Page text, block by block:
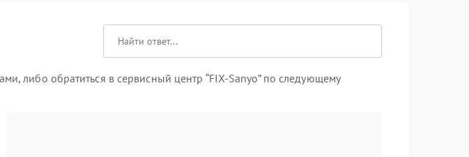
либо обратиться в сервисный центр “FIX-Sanyo” по следующему